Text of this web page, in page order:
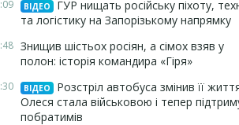
ВІДЕО
ГУР нищать російську піхоту,
та логістику на Запорізькому напрямку
Знищив шістьох росіян, а сімох взяв у
полон: історія командира «Гіря»
ВІДЕО
Розстріл автобуса змінив її
Олеся стала військовою і тепер
побратимів